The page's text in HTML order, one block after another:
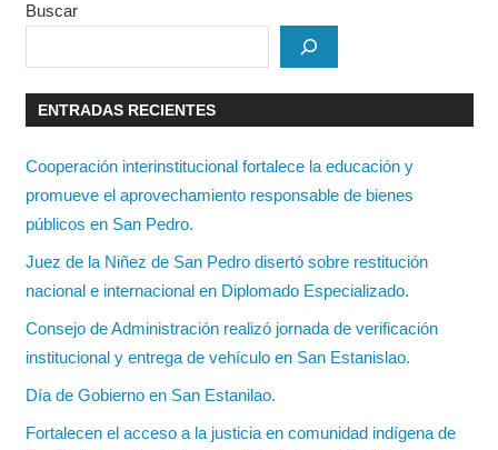
Buscar
ENTRADAS RECIENTES
Cooperación interinstitucional fortalece la educación y
promueve el aprovechamiento responsable de bienes
públicos en San Pedro.
Juez de la Niñez de San Pedro disertó sobre restitución
nacional e internacional en Diplomado Especializado.
Consejo de Administración realizó jornada de verificación
institucional y entrega de vehículo en San Estanislao.
Día de Gobierno en San Estanilao.
Fortalecen el acceso a la justicia en comunidad indígena de